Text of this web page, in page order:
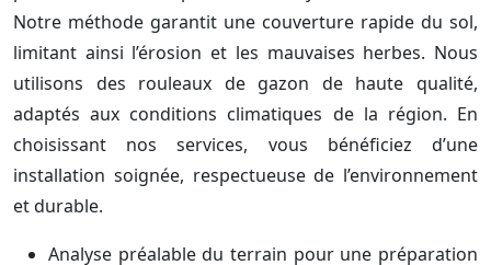
Notre méthode garantit une couverture rapide du sol,
limitant ainsi l’érosion et les mauvaises herbes. Nous
utilisons des rouleaux de gazon de haute qualité,
adaptés aux conditions climatiques de la région. En
choisissant nos services, vous bénéficiez d’une
installation soignée, respectueuse de l’environnement
et durable.
Analyse préalable du terrain pour une préparation